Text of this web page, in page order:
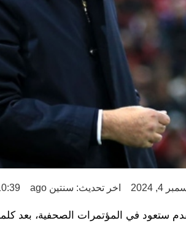
4, 2024 اخر تحديث: سنتين ago 10:39
ستعود في المؤتمرات الصحفية، بعد